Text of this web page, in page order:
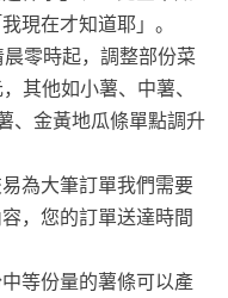
現在才知道耶」。
晨零時起，調整部份菜
其他如小薯、中薯、
、金黃地瓜條單點調升
為大筆訂單我們需要
，您的訂單送達時間
等份量的薯條可以產